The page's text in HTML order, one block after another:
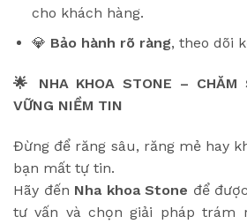
cho khách hàng.
💎 Bảo hành rõ ràng, theo dõi
🌟 NHA KHOA STONE – CHĂM
VỮNG NIỀM TIN
Đừng để răng sâu, răng mẻ hay
bạn mất tự tin.
Hãy đến Nha khoa Stone để
tư vấn và chọn giải pháp trám